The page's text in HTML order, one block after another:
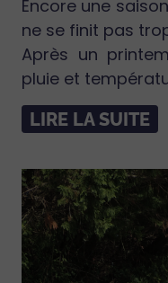
Encore une
ne se finit pas
Après un
pluie et
LIRE LA SUITE